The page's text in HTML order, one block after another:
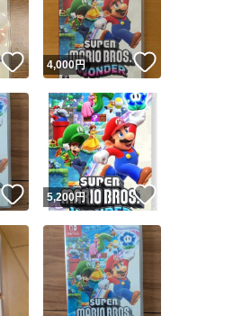
Yahoo!フリマの基準をクリアした安心
このユーザーはYahoo!フリマの取引を
このユーザーは他フリマサービスでの
づく表示であり、発送を保証しているものでは
送
このユーザーは高頻度で24時間以内＆
ます
この商品の情報をコピーしま
断転載は禁止されています
品につき1回です
出品ページへ
キャンセル
いいね！
4,000円
いいね！
5,200円